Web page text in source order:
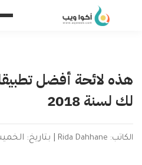
هذه لائحة أفضل
لك لسنة 2018
الكاتب: Rida Dahhane بتاريخ: الخميس، 21